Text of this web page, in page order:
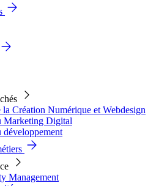
la Création Numérique et Webdesign
Marketing Digital
développement
Management